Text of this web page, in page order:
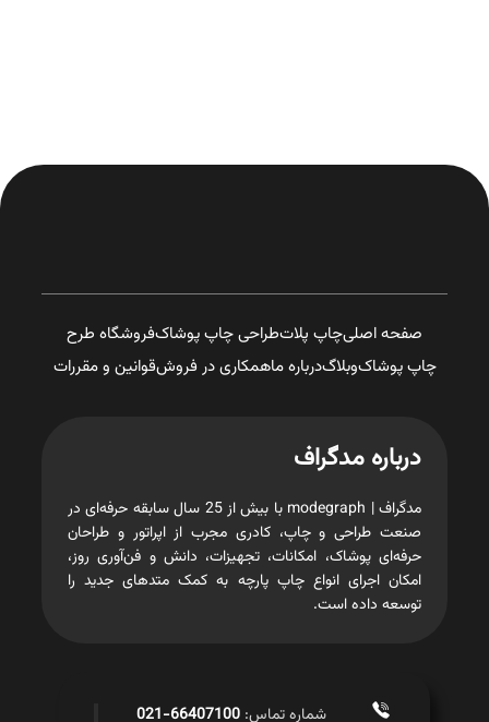
صفحه اصلیچاپ پلاتطراحی چاپ پوشاکفروشگاه طرح
چاپ پوشاکوبلاگدرباره ماهمکاری در فروشقوانین و مقررات
درباره مدگراف
مدگراف | modegraph با بیش از 25 سال سابقه حرفه‌ای در
صنعت طراحی و چاپ، کادری مجرب از اپراتور و طراحان
حرفه‌ای پوشاک، امکانات، تجهیزات، دانش و فن‌آوری روز،
امکان اجرای انواع چاپ پارچه به کمک متدهای جدید را
توسعه داده است.
شماره تماس:66407100-021